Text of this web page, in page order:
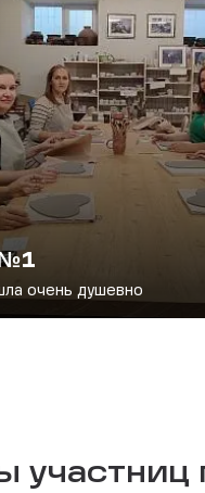
№1
очень душевно
участниц